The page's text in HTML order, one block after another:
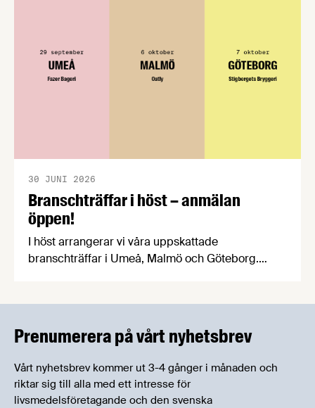
Branschträffar i höst – anmälan
öppen!
30 JUNI 2026
I höst arrangerar vi våra uppskattade
branschträffar i Umeå, Malmö och Göteborg.
kan träffa branschkollegor och utbyta
Prenumerera på vårt nyhetsbrev
Vårt nyhetsbrev kommer ut 3-4 gånger i månaden och
riktar sig till alla med ett intresse för
livsmedelsföretagande och den svenska